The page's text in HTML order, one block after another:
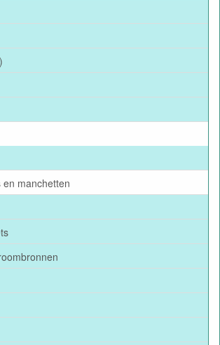
manchetten